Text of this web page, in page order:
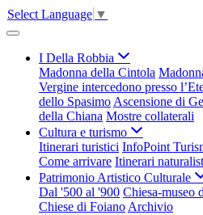
Select Language ▼
I Della Robbia
Madonna della Cintola
Vergine intercedono presso
dello Spasimo Ascensione di
della Chiana Mostre collaterali
Cultura e turismo
Itinerari turistici InfoPoint
Come arrivare Itinerari
Patrimonio Artistico Culturale
Dal '500 al '900 Chiesa-museo
Chiese di Foiano Archivio